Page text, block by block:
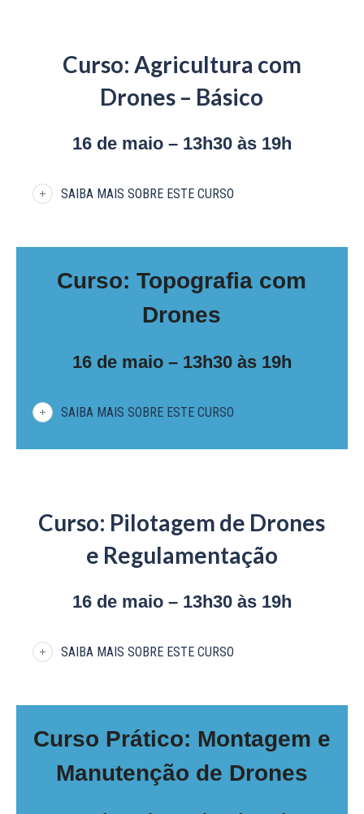
Curso: Agricultura com
Drones – Básico
16 de maio – 13h30 às 19h
SAIBA MAIS SOBRE ESTE CURSO
Curso: Topografia com
Drones
16 de maio – 13h30 às 19h
SAIBA MAIS SOBRE ESTE CURSO
Curso: Pilotagem de Drones
e Regulamentação
16 de maio – 13h30 às 19h
SAIBA MAIS SOBRE ESTE CURSO
Curso Prático: Montagem e
Manutenção de Drones